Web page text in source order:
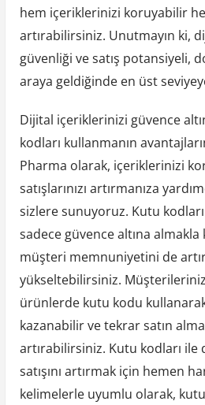
hem içeriklerinizi koruyabilir
artırabilirsiniz. Unutmayın ki,
güvenliği ve satış potansiyeli,
araya geldiğinde en üst
Dijital içeriklerinizi güvence
kodları kullanmanın
Pharma olarak, içeriklerinizi
satışlarınızı artırmanıza
sizlere sunuyoruz. Kutu
sadece güvence altına almakla
müşteri memnuniyetini de
yükseltebilirsiniz.
ürünlerde kutu kodu
kazanabilir ve tekrar satın
artırabilirsiniz. Kutu kodları
satışını artırmak için hemen
kelimelerle uyumlu olarak,